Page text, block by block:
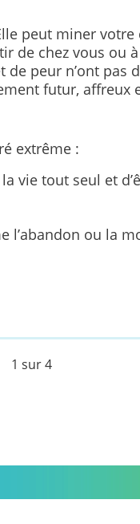
peut miner votre
de chez vous ou
peur n’ont pas
futur, affreux
extrême :
vie tout seul et
l’abandon ou la
1 sur 4